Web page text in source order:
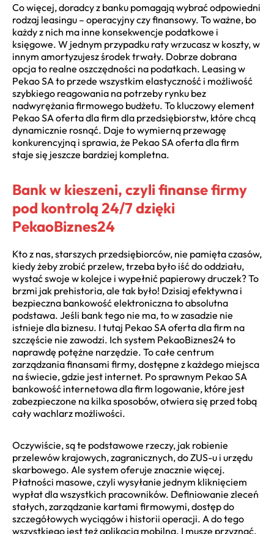
Co więcej, doradcy z banku pomagają wybrać odpowiedni
rodzaj leasingu – operacyjny czy finansowy. To ważne, bo
każdy z nich ma inne konsekwencje podatkowe i
księgowe. W jednym przypadku raty wrzucasz w koszty, w
innym amortyzujesz środek trwały. Dobrze dobrana
opcja to realne oszczędności na podatkach. Leasing w
Pekao SA to przede wszystkim elastyczność i możliwość
szybkiego reagowania na potrzeby rynku bez
nadwyrężania firmowego budżetu. To kluczowy element
Pekao SA oferta dla firm dla przedsiębiorstw, które chcą
dynamicznie rosnąć. Daje to wymierną przewagę
konkurencyjną i sprawia, że Pekao SA oferta dla firm
staje się jeszcze bardziej kompletna.
Bank w kieszeni, czyli finanse firmy
pod kontrolą 24/7 dzięki
PekaoBiznes24
Kto z nas, starszych przedsiębiorców, nie pamięta czasów,
kiedy żeby zrobić przelew, trzeba było iść do oddziału,
wystać swoje w kolejce i wypełnić papierowy druczek? To
brzmi jak prehistoria, ale tak było! Dzisiaj efektywna i
bezpieczna bankowość elektroniczna to absolutna
podstawa. Jeśli bank tego nie ma, to w zasadzie nie
istnieje dla biznesu. I tutaj Pekao SA oferta dla firm na
szczęście nie zawodzi. Ich system PekaoBiznes24 to
naprawdę potężne narzędzie. To całe centrum
zarządzania finansami firmy, dostępne z każdego miejsca
na świecie, gdzie jest internet. Po sprawnym Pekao SA
bankowość internetowa dla firm logowanie, które jest
zabezpieczone na kilka sposobów, otwiera się przed tobą
cały wachlarz możliwości.
Oczywiście, są te podstawowe rzeczy, jak robienie
przelewów krajowych, zagranicznych, do ZUS-u i urzędu
skarbowego. Ale system oferuje znacznie więcej.
Płatności masowe, czyli wysyłanie jednym kliknięciem
wypłat dla wszystkich pracowników. Definiowanie zleceń
stałych, zarządzanie kartami firmowymi, dostęp do
szczegółowych wyciągów i historii operacji. A do tego
wszystkiego jest też aplikacja mobilna. I muszę przyznać,